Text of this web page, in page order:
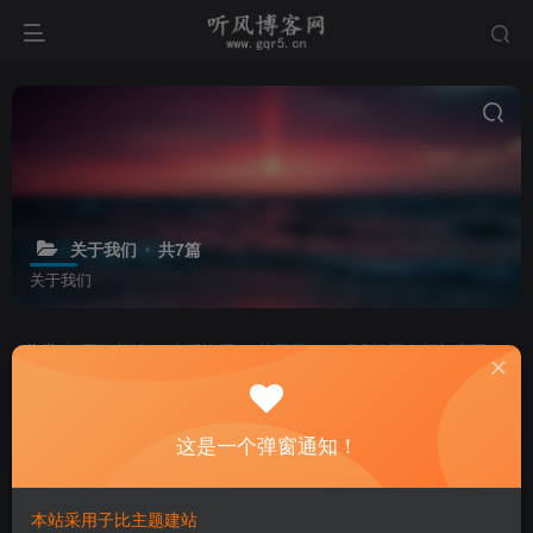
关于我们 共7篇
关于我们
分类 网络基地 生活资讯 关于我们
QQ机器人框架官网
这是一个弹窗通知！
本站采用子比主题建站